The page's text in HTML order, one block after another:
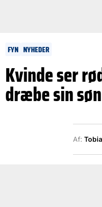
FYN NYHEDER
Kvinde ser
dræbe sin søn
Af: